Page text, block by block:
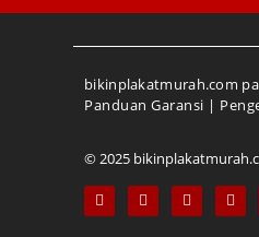
bikinplakatmurah.com
Panduan Garansi |
© 2025